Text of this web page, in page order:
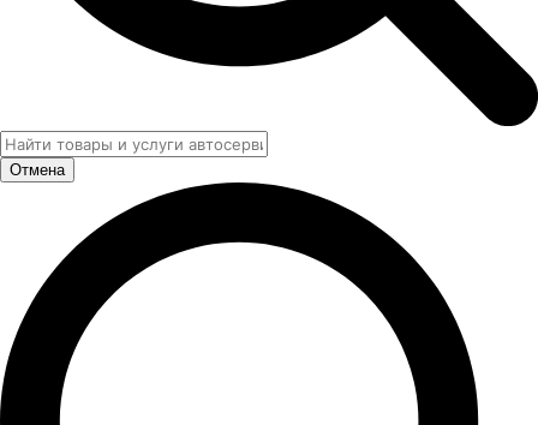
Отмена